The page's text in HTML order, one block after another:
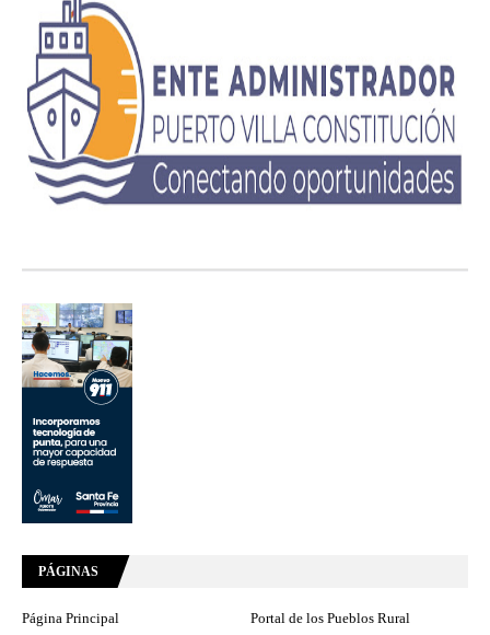
PÁGINAS
Página Principal Portal de los Pueblos Rural